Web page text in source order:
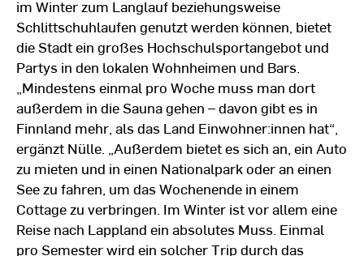
im Winter zum Langlauf beziehungsweise
Schlittschuhlaufen genutzt werden können, bietet
die Stadt ein großes Hochschulsportangebot und
Partys in den lokalen Wohnheimen und Bars.
„Mindestens einmal pro Woche muss man dort
außerdem in die Sauna gehen – davon gibt es in
Finnland mehr, als das Land Einwohner:innen hat“,
ergänzt Nülle. „Außerdem bietet es sich an, ein Auto
zu mieten und in einen Nationalpark oder an einen
See zu fahren, um das Wochenende in einem
Cottage zu verbringen. Im Winter ist vor allem eine
Reise nach Lappland ein absolutes Muss. Einmal
pro Semester wird ein solcher Trip durch das